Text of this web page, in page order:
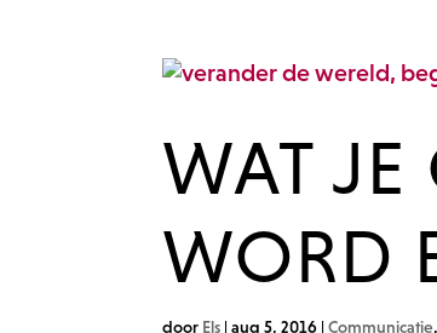
WAT
WORD
door Els |aug 5, 2016 |Communicatie,